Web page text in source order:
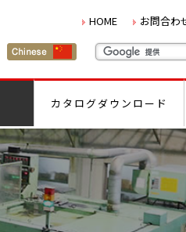
HOME お問合わ
カタログダウンロード